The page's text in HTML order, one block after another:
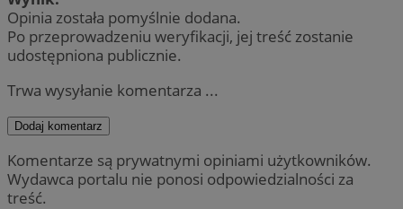
Opinia została pomyślnie dodana.
Po przeprowadzeniu weryfikacji, jej treść zostanie
udostępniona publicznie.
Trwa wysyłanie komentarza ...
Dodaj komentarz
Komentarze są prywatnymi opiniami użytkowników.
Wydawca portalu nie ponosi odpowiedzialności za
treść.